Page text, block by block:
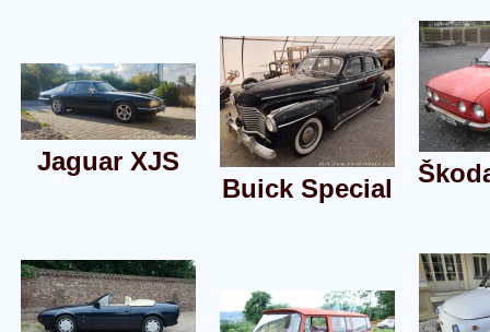
Jaguar XJS
Buick Special